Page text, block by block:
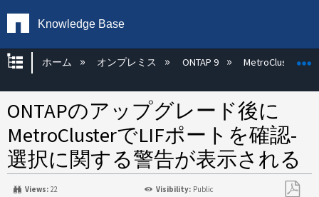
Knowledge Base
グローバル階層を展開/折りたたむ
ホーム オンプレミス ONTAP 9 MetroCluster
ONTAPのアップグレード後に
MetroClusterでLIFポートを確認-
選択に関する警告が表示される
Views: 22 Visibility: Public